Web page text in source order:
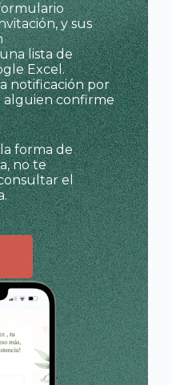
y sus
lista de
Excel.
notificación por
alguien confirme
la forma de
no te
el